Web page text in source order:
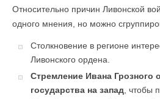
Относительно причин Ливонской
одного мнения, но можно
Столкновение в регионе
Ливонского ордена.
Стремление Ивана Грозного
государства на запад, чтобы